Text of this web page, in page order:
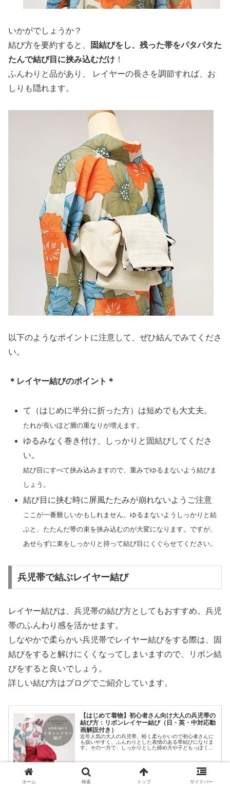
いかがでしょうか？
結び方を要約すると、
固結びをし、残った帯をパタパタた
たんで結び目に挟み込むだけ ！
ふんわりと品があり、 レイヤーの長さを調節すれば、お
しりも隠れます。
以下のようなポイントに注意して、ぜひ結んでみてくださ
い。
＊レイヤー結びのポイント＊
て（はじめに半分に折った方）は短めでも大丈夫。
たれが長いほど層の重なりが増えます。
ゆるみなく巻き付け、しっかりと固結びしてくださ
い。
結び目にすべて挟み込みますので、重みでゆるまないよう結びま
しょう。
結び目に挟む時に屏風たたみが崩れないようご注意
ここが一番難しいかもしれません。ゆるまないようしっかりと結
ぶと、たたんだ帯の束を挟み込むのが大変になります。ですが、
あせらずに束をしっかりと持って結び目にくぐらせてください。
兵児帯で結ぶレイヤー結び
レイヤー結びは、兵児帯の結び方としてもおすすめ。兵児
帯のふんわり感を活かせます。
しなやかで柔らかい兵児帯でレイヤー結びをする際は、固
結びをすると解けにくくなってしまいますので、リボン結
びをすると良いでしょう。
詳しい結び方はブログでご紹介しています。
【はじめて着物】初心者さん向け大人の兵児帯の
結び方：リボンレイヤー結び（日・英・中対応動
画解説付き）
近年人気の大人の兵児帯。軽く柔らかいので初心者さんに
も扱いやすく、ふんわりとした表情のある帯結びになりま
す。その一方で、しっかりとした締め方や子どもっぽくな
blog.kimonomachi.co.jp 2022.07.14
ホーム 検索 トップ サイドバー